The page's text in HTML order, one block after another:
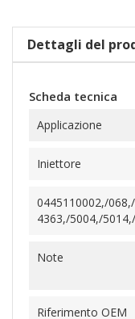
Dettagli del
Scheda tecnica
Applicazione
Iniettore
0445110002,/
4363,/5004,/
Note
Riferimento OEM